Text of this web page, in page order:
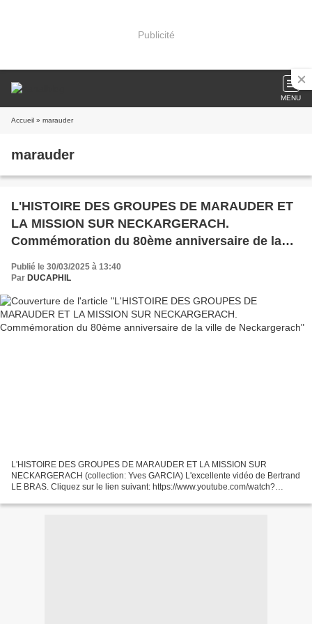
Publicité
MENU
Accueil » marauder
marauder
L'HISTOIRE DES GROUPES DE MARAUDER ET
LA MISSION SUR NECKARGERACH.
Commémoration du 80ème anniversaire de la
ville de Neckargerach
Publié le 30/03/2025 à 13:40
Par DUCAPHIL
L'HISTOIRE DES GROUPES DE MARAUDER ET LA MISSION SUR
NECKARGERACH (collection: Yves GARCIA) L'excellente vidéo de Bertrand
LE BRAS. Cliquez sur le lien suivant: https://www.youtube.com/watch?